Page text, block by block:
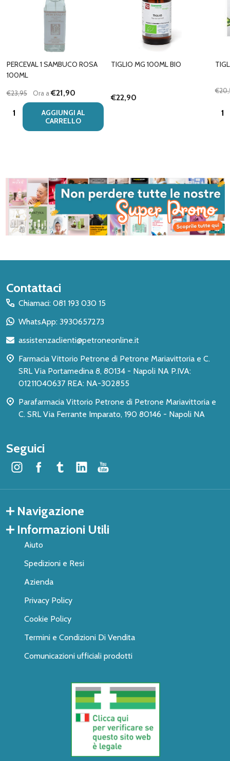
PERCEVAL 1 SAMBUCO ROSA
100ML
€23,95 Ora a€21,90
Quantità:
AGGIUNGI AL
CARRELLO
TIGLIO MG 100ML BIO
€22,90
Inizio
del
piè
pagina
Contattaci
Chiamaci: 081 193 030 15
WhatsApp: 3930657273
assistenzaclienti@petroneonline.it
Farmacia Vittorio Petrone di Petrone Mariavittoria e C.
SRL Via Portamedina 8, 80134 - Napoli NA P.IVA:
01211040637 REA: NA-302855
Parafarmacia Vittorio Petrone di Petrone Mariavittoria e
C. SRL Via Ferrante Imparato, 190 80146 - Napoli NA
Seguici
Navigazione
Informazioni Utili
Aiuto
Spedizioni e Resi
Azienda
Privacy Policy
Cookie Policy
Termini e Condizioni Di Vendita
Comunicazioni ufficiali prodotti